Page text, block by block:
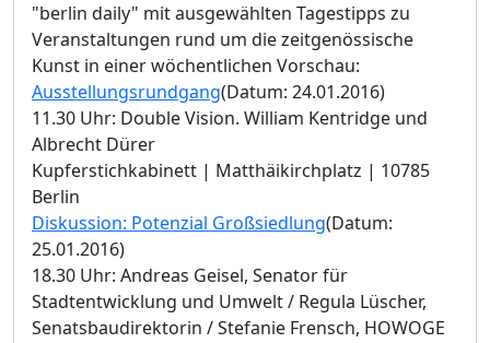
"berlin daily" mit ausgewählten Tagestipps zu
Veranstaltungen rund um die zeitgenössische
Kunst in einer wöchentlichen Vorschau:
Ausstellungsrundgang(Datum: 24.01.2016)
11.30 Uhr: Double Vision. William Kentridge und
Albrecht Dürer
Kupferstichkabinett | Matthäikirchplatz | 10785
Berlin
Diskussion: Potenzial Großsiedlung(Datum:
25.01.2016)
18.30 Uhr: Andreas Geisel, Senator für
Stadtentwicklung und Umwelt / Regula Lüscher,
Senatsbaudirektorin / Stefanie Frensch, HOWOGE